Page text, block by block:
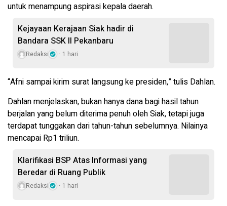
untuk menampung aspirasi kepala daerah.
Kejayaan Kerajaan Siak hadir di
Bandara SSK II Pekanbaru
Redaksi 1 hari
“Afni sampai kirim surat langsung ke presiden,” tulis Dahlan.
Dahlan menjelaskan, bukan hanya dana bagi hasil tahun
berjalan yang belum diterima penuh oleh Siak, tetapi juga
terdapat tunggakan dari tahun-tahun sebelumnya. Nilainya
mencapai Rp1 triliun.
Klarifikasi BSP Atas Informasi yang
Beredar di Ruang Publik
Redaksi 1 hari